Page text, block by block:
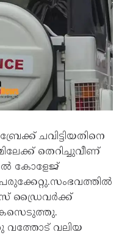
ചവിട്ടിയതിനെ
തെറിച്ചുവീണ്
കോളേജ്
ഡ്രൈവർക്ക്
വത്തോട് വലിയ